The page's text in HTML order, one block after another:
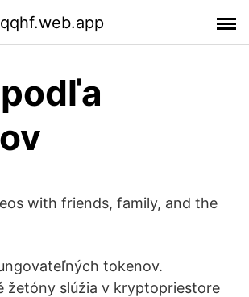
with friends, family, and the
tokenov.
žetóny slúžia v kryptopriestore